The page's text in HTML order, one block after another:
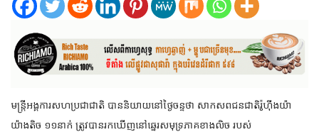
មន្ត្រីអង្គការសហប្រជាជាតិ បាននិយាយនៅថ្ងៃចន្ទថា សាកសពជនជាតិ​រ៉ូហ៊ីងយ៉ា
យ៉ាង​តិច ១១​នាក់ ត្រូវបាន​រកឃើញនៅឆ្នេរសមុទ្រភាគខាងលិច របស់